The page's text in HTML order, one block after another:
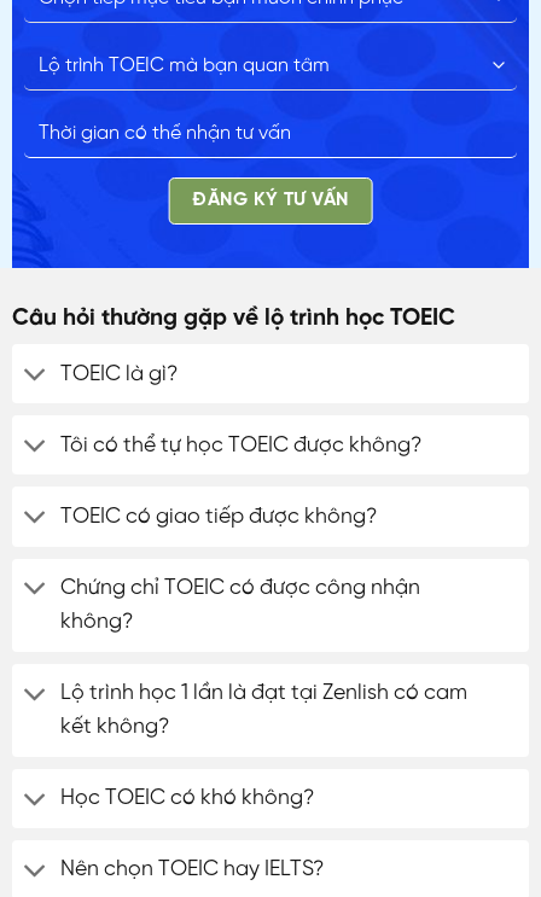
ĐĂNG KÝ TƯ VẤN
Câu hỏi thường gặp về lộ trình học TOEIC
TOEIC là gì?
Tôi có thể tự học TOEIC được không?
TOEIC có giao tiếp được không?
Chứng chỉ TOEIC có được công nhận
không?
Lộ trình học 1 lần là đạt tại Zenlish có cam
kết không?
Học TOEIC có khó không?
Nên chọn TOEIC hay IELTS?